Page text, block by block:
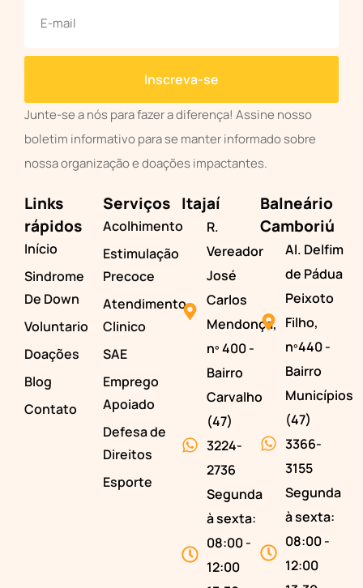
Inscreva-se
Junte-se a nós para fazer a diferença! Assine nosso
boletim informativo para se manter informado sobre
nossa organização e doações impactantes.
Links
rápidos
Início
Sindrome
De Down
Voluntario
Doações
Blog
Contato
Serviços
Acolhimento
Estimulação
Precoce
Atendimento
Clinico
SAE
Emprego
Apoiado
Defesa de
Direitos
Esporte
Itajaí
R.
Vereador
José
Carlos
Mendonça,
nº 400 -
Bairro
Carvalho
(47)
3224-
2736
Segunda
à sexta:
08:00 -
12:00
Balneário
Camboriú
Al. Delfim
de Pádua
Peixoto
Filho,
nº440 -
Bairro
Municípios
(47)
3366-
3155
Segunda
à sexta:
08:00 -
12:00